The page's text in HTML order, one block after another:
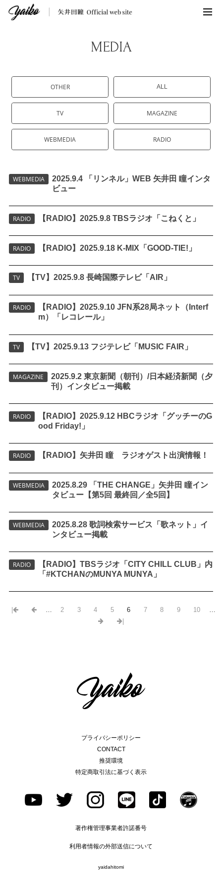
MEDIA
ALL
RADIO
TV
WEBMEDIA
MAGAZINE
OTHER
WEBMEDIA
2025.9.4 「リンネル」WEB 矢井田 瞳インタ
ビュー
RADIO 【RADIO】2025.9.8 TBSラジオ「こねくと」
RADIO 【RADIO】2025.9.18 K-MIX「GOOD-TIE!」
TV 【TV】2025.9.8 長崎国際テレビ「AIR」
RADIO
【RADIO】2025.9.10 JFN系28局ネット（Interf
m）「レコレール」
TV 【TV】2025.9.13 フジテレビ「MUSIC FAIR」
MAGAZINE
2025.9.2 東京新聞（朝刊）/日本経済新聞（夕
刊）インタビュー掲載
RADIO
【RADIO】2025.9.12 HBCラジオ「グッチーのG
ood Friday!」
RADIO 【RADIO】矢井田 瞳 ラジオゲスト出演情報！
WEBMEDIA
2025.8.29 「THE CHANGE」矢井田 瞳イン
タビュー【第5回 最終回／全5回】
WEBMEDIA
2025.8.28 歌詞検索サービス「歌ネット」イ
ンタビュー掲載
RADIO
【RADIO】TBSラジオ「CITY CHILL CLUB」内
「#KTCHANのMUNYA MUNYA」
2 3 4 5 6 7 8 9 10
|
プライバシーポリシー
CONTACT
推奨環境
特定商取引法に基づく表示
著作権管理事業者許諾番号
利用者情報の外部送信について
yaidahitomi